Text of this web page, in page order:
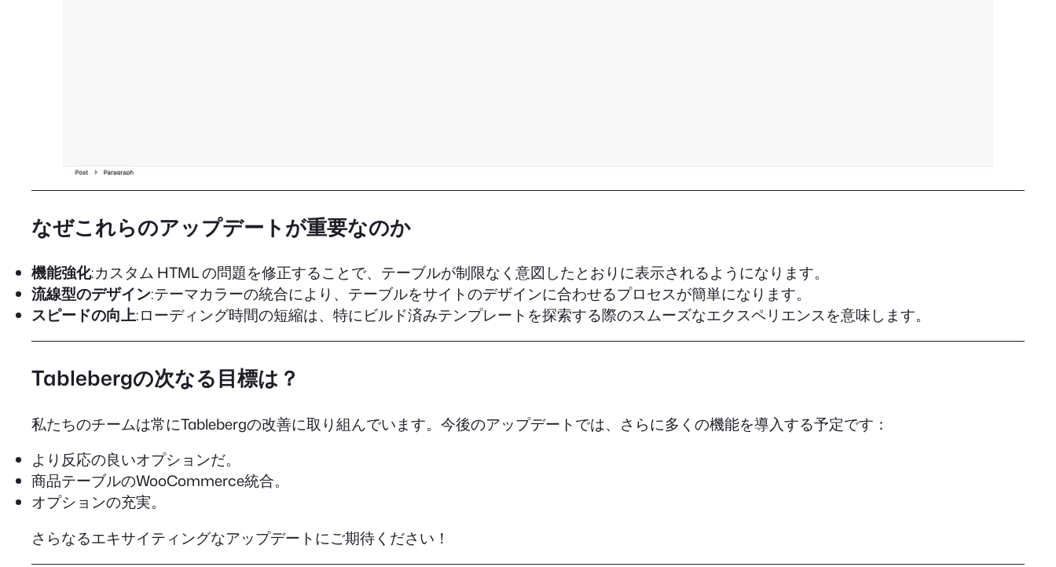
なぜこれらのアップデートが重要なのか
機能強化:カスタム HTML の問題を修正することで、テーブルが制限なく意図したとおりに表示されるようになります。
流線型のデザイン:テーマカラーの統合により、テーブルをサイトのデザインに合わせるプロセスが簡単になります。
スピードの向上:ローディング時間の短縮は、特にビルド済みテンプレートを探索する際のスムーズなエクスペリエンスを意味します。
Tablebergの次なる目標は？
私たちのチームは常にTablebergの改善に取り組んでいます。今後のアップデートでは、さらに多くの機能を導入する予定です：
より反応の良いオプションだ。
商品テーブルのWooCommerce統合。
オプションの充実。
さらなるエキサイティングなアップデートにご期待ください！